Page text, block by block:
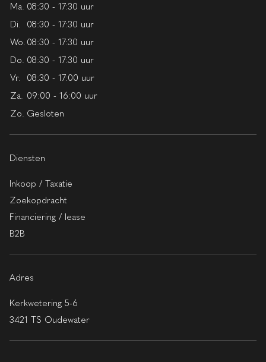
Ma. 08:30 - 17:30 uur
Di.
08:30 - 17:30 uur
Wo. 08:30 - 17:30 uur
Do. 08:30 - 17:30 uur
Vr.
08:30 - 17:00 uur
Za. 09:00 - 16:00 uur
Zo. Gesloten
Diensten
Inkoop / Taxatie
Zoekopdracht
Financiering / lease
B2B
Adres
Kerkwetering 5-6
3421 TS Oudewater